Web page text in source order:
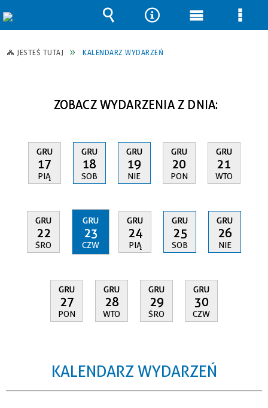
JESTEŚ TUTAJ KALENDARZ WYDARZEŃ
ZOBACZ WYDARZENIA Z DNIA:
GRU
17
PIĄ
GRU
18
SOB
GRU
19
NIE
GRU
20
PON
GRU
21
WTO
GRU
22
ŚRO
GRU
23
CZW
GRU
24
PIĄ
GRU
25
SOB
GRU
26
NIE
GRU
27
PON
GRU
28
WTO
GRU
29
ŚRO
GRU
30
CZW
KALENDARZ WYDARZEŃ
Wyszukiwarka
Narzędzia
Menu Menu